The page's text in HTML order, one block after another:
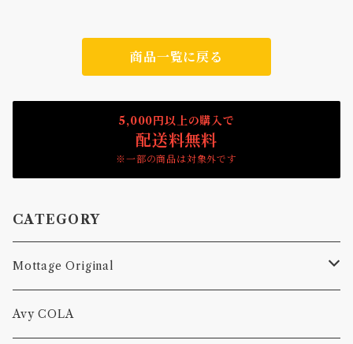
商品一覧に戻る
5,000円以上の購入で
配送料無料
※一部の商品は対象外です
CATEGORY
Mottage Original
Tシャツ
Avy COLA